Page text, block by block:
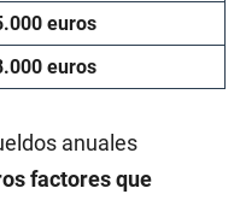
euros
euros
anuales
factores que